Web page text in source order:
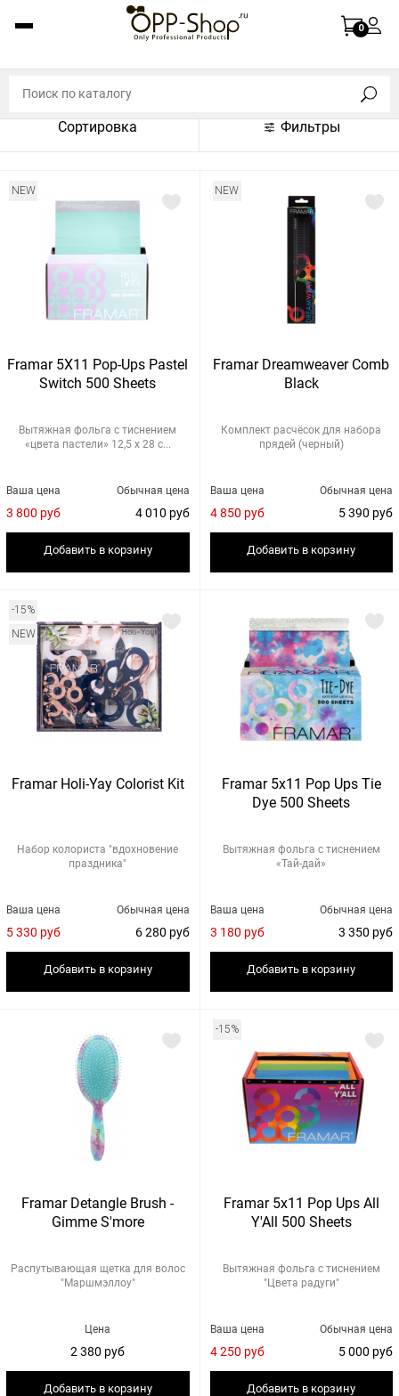
0
Сортировка Фильтры
По названию (A-Z)
По цене (по возрастанию)
По цене (по убыванию)
По популярности (по убыванию)
Показать:
30
120
NEW
Framar 5X11 Pop-Ups Pastel
Switch 500 Sheets
Вытяжная фольга с тиснением
«цвета пастели» 12,5 х 28 с...
Обычная цена
4 010 руб
Ваша цена
3 800 руб
Добавить в корзину
NEW
Framar Dreamweaver Comb
Black
Комплект расчёсок для набора
прядей (черный)
Обычная цена
5 390 руб
Ваша цена
4 850 руб
Добавить в корзину
-15%
NEW
Framar Holi-Yay Colorist Kit
Набор колориста "вдохновение
праздника"
Обычная цена
6 280 руб
Ваша цена
5 330 руб
Добавить в корзину
Framar 5x11 Pop Ups Tie
Dye 500 Sheets
Вытяжная фольга с тиснением
«Тай-дай»
Обычная цена
3 350 руб
Ваша цена
3 180 руб
Добавить в корзину
Framar Detangle Brush -
Gimme S'more
Распутывающая щетка для волос
"Маршмэллоу"
Цена
2 380 руб
Добавить в корзину
-15%
Framar 5x11 Pop Ups All
Y'All 500 Sheets
Вытяжная фольга с тиснением
"Цвета радуги"
Обычная цена
5 000 руб
Ваша цена
4 250 руб
Добавить в корзину